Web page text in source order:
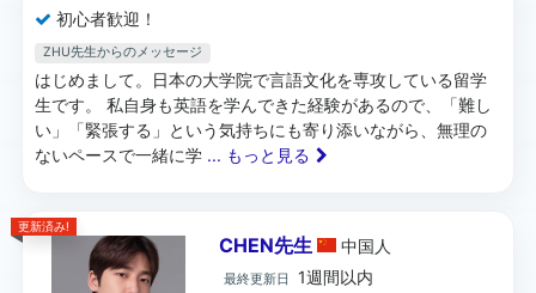
初心者歓迎！
ZHU先生からのメッセージ
はじめまして。日本の大学院で言語文化を専攻している留学
生です。 私自身も英語を学んできた経験があるので、「難し
い」「緊張する」という気持ちにも寄り添いながら、無理の
ないペースで一緒に学 ... もっと見る
更新済み!
CHEN先生 中国 人
最終更新日 1週間以内